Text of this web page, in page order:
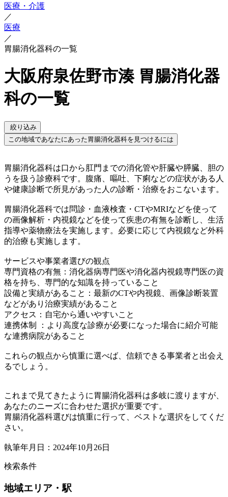
医療・介護
／
医療
／
胃腸消化器科の一覧
大阪府泉佐野市湊 胃腸消化器
科の一覧
絞り込み
この地域であなたにあった胃腸消化器科を見つけるには
胃腸消化器科は口から肛門までの消化管や肝臓や膵臓、胆の
うを扱う診療科です。腹痛、嘔吐、下痢などの症状がある人
や健康診断で所見があった人の診断・治療をおこないます。
胃腸消化器科では問診・血液検査・CTやMRIなどを使って
の画像解析・内視鏡などを使って疾患の有無を診断し、生活
指導や薬物療法を実施します。必要に応じて内視鏡など外科
的治療も実施します。
サービスや事業者選びの観点
専門資格の有無：消化器病専門医や消化器内視鏡専門医の資
格を持ち、専門的な知識を持っていること
設備と実績があること：最新のCTや内視鏡、画像診断装置
などがあり治療実績があること
アクセス：自宅から通いやすいこと
連携体制 ：より高度な診療が必要になった場合に紹介可能
な連携病院があること
これらの観点から慎重に選べば、信頼できる事業者と出会え
るでしょう。
これまで見てきたように胃腸消化器科は多岐に渡りますが、
あなたのニーズに合わせた選択が重要です。
胃腸消化器科選びは慎重に行って、ベストな選択をしてくだ
さい。
執筆年月日：2024年10月26日
検索条件
地域エリア・駅